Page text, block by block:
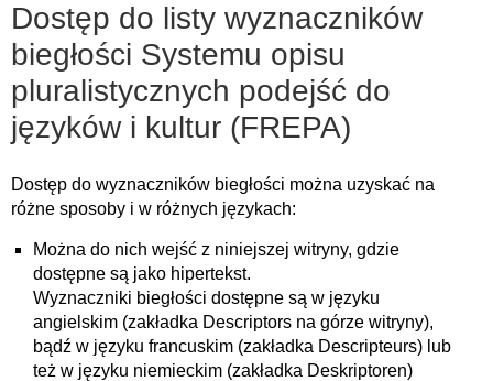
Dostęp do listy wyznaczników
biegłości Systemu opisu
pluralistycznych podejść do
języków i kultur (FREPA)
Dostęp do wyznaczników biegłości można uzyskać na
różne sposoby i w różnych językach:
Można do nich wejść z niniejszej witryny, gdzie
dostępne są jako hipertekst.
Wyznaczniki biegłości dostępne są w języku
angielskim (zakładka Descriptors na górze witryny),
bądź w języku francuskim (zakładka Descripteurs) lub
też w języku niemieckim (zakładka Deskriptoren)